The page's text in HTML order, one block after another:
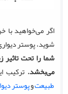
اگر می‌خواهید با
شوید، پوستر
شما را تحت تاثیر
می‌بخشد. ترکیب
طبیعتوپوستر